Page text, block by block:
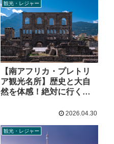
観光・レジャー
【南アフリカ・プレトリ
ア観光名所】歴史と大自
然を体感！絶対に行くべ
2026.04.30
観光・レジャー